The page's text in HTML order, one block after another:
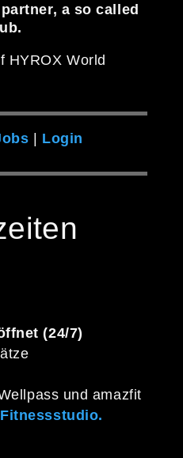
a so called
HYROX World
Login
(24/7)
und amazfit